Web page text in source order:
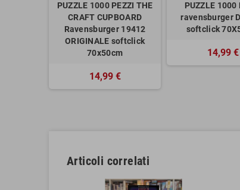
PUZZLE 1000 PEZZI THE
CRAFT CUPBOARD
Ravensburger 19412
ORIGINALE softclick
70x50cm
14,99 €
PUZZLE 1000
ravensburger
softclick
14,99 €
Articoli correlati